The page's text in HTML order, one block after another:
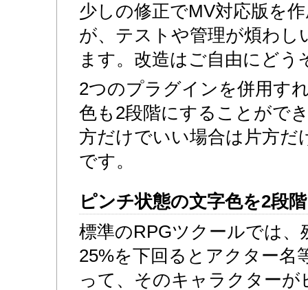
少しの修正でMV対応版を
が、テストや管理が煩わし
ます。改造はご自由にどう
2つのプラグインを併用す
色も2段階にすることがで
方だけでいい場合は片方だ
です。
ピンチ状態の文字色を2段
標準のRPGツクールでは、
25%を下回るとアクター名
って、そのキャラクター